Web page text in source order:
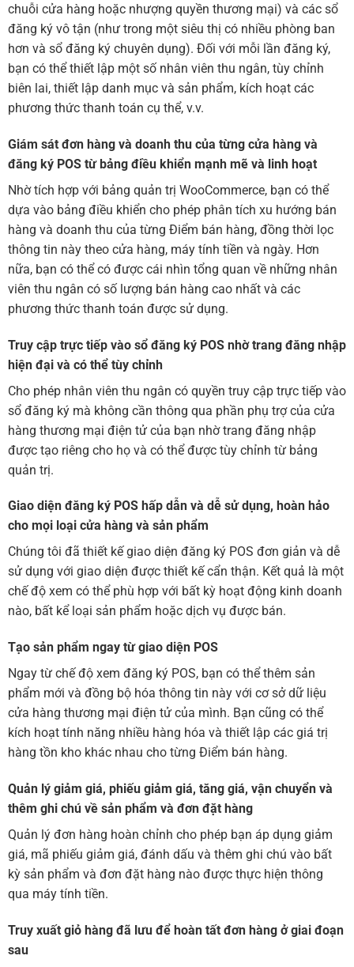
chuỗi cửa hàng hoặc nhượng quyền thương mại) và các sổ
đăng ký vô tận (như trong một siêu thị có nhiều phòng ban
hơn và sổ đăng ký chuyên dụng). Đối với mỗi lần đăng ký,
bạn có thể thiết lập một số nhân viên thu ngân, tùy chỉnh
biên lai, thiết lập danh mục và sản phẩm, kích hoạt các
phương thức thanh toán cụ thể, v.v.
Giám sát đơn hàng và doanh thu của từng cửa hàng và
đăng ký POS từ bảng điều khiển mạnh mẽ và linh hoạt
Nhờ tích hợp với bảng quản trị WooCommerce, bạn có thể
dựa vào bảng điều khiển cho phép phân tích xu hướng bán
hàng và doanh thu của từng Điểm bán hàng, đồng thời lọc
thông tin này theo cửa hàng, máy tính tiền và ngày. Hơn
nữa, bạn có thể có được cái nhìn tổng quan về những nhân
viên thu ngân có số lượng bán hàng cao nhất và các
phương thức thanh toán được sử dụng.
Truy cập trực tiếp vào sổ đăng ký POS nhờ trang đăng nhập
hiện đại và có thể tùy chỉnh
Cho phép nhân viên thu ngân có quyền truy cập trực tiếp vào
sổ đăng ký mà không cần thông qua phần phụ trợ của cửa
hàng thương mại điện tử của bạn nhờ trang đăng nhập
được tạo riêng cho họ và có thể được tùy chỉnh từ bảng
quản trị.
Giao diện đăng ký POS hấp dẫn và dễ sử dụng, hoàn hảo
cho mọi loại cửa hàng và sản phẩm
Chúng tôi đã thiết kế giao diện đăng ký POS đơn giản và dễ
sử dụng với giao diện được thiết kế cẩn thận. Kết quả là một
chế độ xem có thể phù hợp với bất kỳ hoạt động kinh doanh
nào, bất kể loại sản phẩm hoặc dịch vụ được bán.
Tạo sản phẩm ngay từ giao diện POS
Ngay từ chế độ xem đăng ký POS, bạn có thể thêm sản
phẩm mới và đồng bộ hóa thông tin này với cơ sở dữ liệu
cửa hàng thương mại điện tử của mình. Bạn cũng có thể
kích hoạt tính năng nhiều hàng hóa và thiết lập các giá trị
hàng tồn kho khác nhau cho từng Điểm bán hàng.
Quản lý giảm giá, phiếu giảm giá, tăng giá, vận chuyển và
thêm ghi chú về sản phẩm và đơn đặt hàng
Quản lý đơn hàng hoàn chỉnh cho phép bạn áp dụng giảm
giá, mã phiếu giảm giá, đánh dấu và thêm ghi chú vào bất
kỳ sản phẩm và đơn đặt hàng nào được thực hiện thông
qua máy tính tiền.
Truy xuất giỏ hàng đã lưu để hoàn tất đơn hàng ở giai đoạn
sau